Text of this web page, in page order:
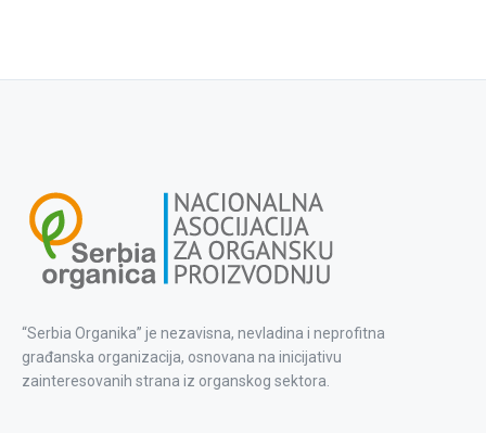
“Serbia Organika” je nezavisna, nevladina i neprofitna
građanska organizacija, osnovana na inicijativu
zainteresovanih strana iz organskog sektora.